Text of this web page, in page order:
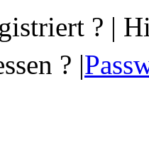
? |
? |